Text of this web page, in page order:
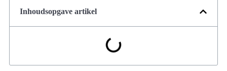
Inhoudsopgave artikel